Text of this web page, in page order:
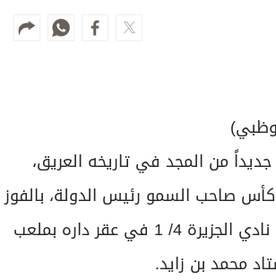
من المجد في تاريخه العريق،
صاحب السمو رئيس الدولة، بالفوز
مساء اليوم على نادي الجزيرة 4/ 1 في عقر داره بملعب
محمد بن زايد.